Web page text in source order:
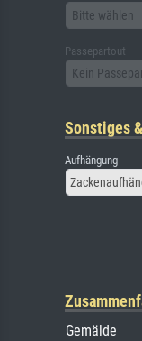
Bitte wählen
Passepartout
Kein
Sonstiges
Aufhängung
Gemälde